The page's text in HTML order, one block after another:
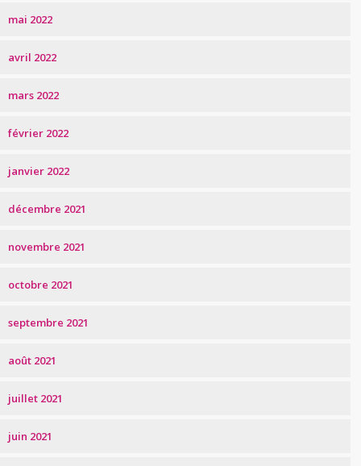
mai 2022
avril 2022
mars 2022
février 2022
janvier 2022
décembre 2021
novembre 2021
octobre 2021
septembre 2021
août 2021
juillet 2021
juin 2021